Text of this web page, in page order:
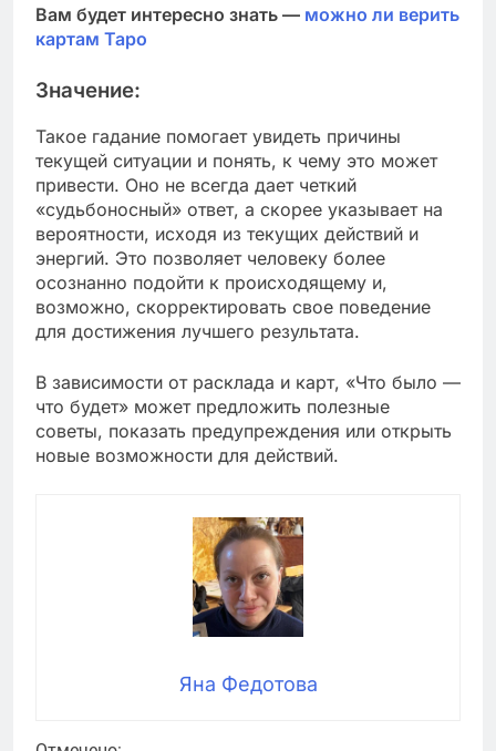
Вам будет интересно знать — можно ли верить
картам Таро
Значение:
Такое гадание помогает увидеть причины
текущей ситуации и понять, к чему это может
привести. Оно не всегда дает четкий
«судьбоносный» ответ, а скорее указывает на
вероятности, исходя из текущих действий и
энергий. Это позволяет человеку более
осознанно подойти к происходящему и,
возможно, скорректировать свое поведение
для достижения лучшего результата.
В зависимости от расклада и карт, «Что было —
что будет» может предложить полезные
советы, показать предупреждения или открыть
новые возможности для действий.
Яна Федотова